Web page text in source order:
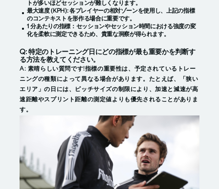
トが多いほどセッションが難しくなります。
最大速度 (KPH):各プレイヤーの相対ゾーンを使用し、上記の指標
のコンテキストを形作る場合に重要です。
1 分あたりの指標：セッションやセッション時間における強度の変
化を柔軟に測定できるため、貴重な洞察が得られます。
Q: 特定のトレーニング日にどの指標が最も重要かを判断す
る方法を教えてください。
A: 素晴らしい質問です!指標の重要性は、予定されているトレー
ニングの種類によって異なる場合があります。たとえば、「狭い
エリア」の日には、ピッチサイズの制限により、加速と減速が高
速距離やスプリント距離の測定値よりも優先されることがありま
す。